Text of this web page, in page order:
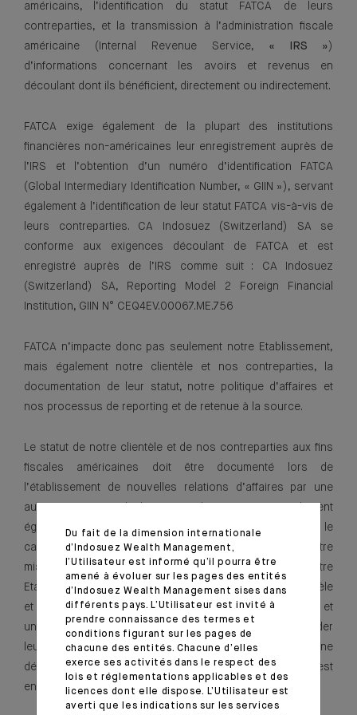
américains, l’identification du statut FATCA de leurs
contreparties, et la transmission à l’administration fiscale
américaine (Internal Revenue Service, « IRS » )
d’informations concernant les avoirs et revenus en
découlant dont ils bénéficient, directement ou indirectement.
FATCA exige également de la plupart des institutions
financières non-américaines leur enregistrement auprès de
l’IRS et l’obtention d’un numéro d’identification FATCA
(Global Intermediary Identification Number, « GIIN »), servant
également à l’identification de leur statut FATCA vis-à-vis de
leurs contreparties. CA Indosuez (Switzerland) SA se
conforme aux exigences découlant de FATCA et est
enregistré auprès de l’IRS comme suit : CA Indosuez
(Switzerland) SA, Reporting Model 2 Foreign Financial
Institution, GIIN N° CEQ4EV.00067.ME.756
FATCA n’impacte donc pas seulement notre Etablissement,
mais également notre clientèle et nos contreparties, la
documentation de leur statut, notre politique d’affaires et
nos processus de reporting et de retenue à la source.
Le statut de notre clientèle et de nos contreparties aux fins
fiscales américaines doit être documenté lors de
l’établissement de nouvelles relations d’affaires par une
auto-certification. Il doit être identifié, et généralement
également documenté par une auto-certification, dans le
cadre des relations d’affaires existantes. Il doit enfin être
mis à jour en cas de changement de circonstances. Notre
Etablissement peut ainsi être amené à contacter sa clientèle
et ses contreparties afin de d’obtenir des clarifications et
une documentation complémentaire permettant de valider
leur statut FATCA. Pour les clients américains, une
déclaration autorisant la transmission de leurs données est
en outre requise.
Du fait de la dimension internationale
d’Indosuez Wealth Management,
l’Utilisateur est informé qu’il pourra être
amené à évoluer sur les pages des entités
d’Indosuez Wealth Management sises dans
différents pays. L’Utilisateur est invité à
prendre connaissance des termes et
conditions figurant sur les pages de
chacune des entités. Chacune d’elles
exerce ses activités dans le respect des
lois et réglementations applicables et des
licences dont elle dispose. L’Utilisateur est
averti que les indications sur les services